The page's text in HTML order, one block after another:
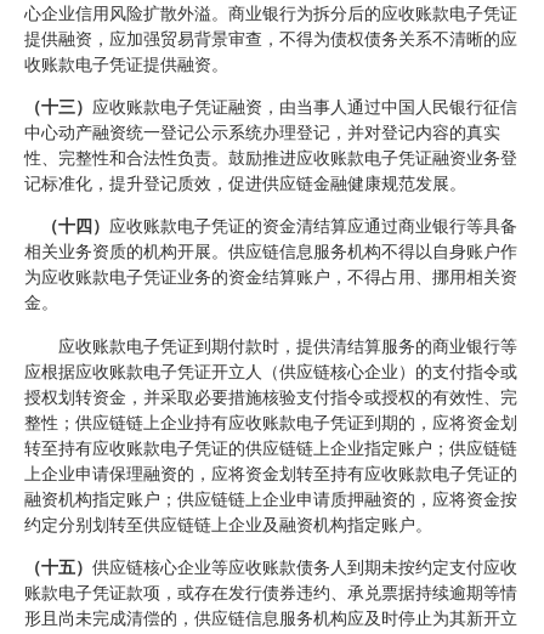
心企业信用风险扩散外溢。商业银行为拆分后的应收账款电子凭证
提供融资，应加强贸易背景审查，不得为债权债务关系不清晰的应
收账款电子凭证提供融资。
（十三） 应收账款电子凭证融资，由当事人通过中国人民银行征信
中心动产融资统一登记公示系统办理登记，并对登记内容的真实
性、完整性和合法性负责。鼓励推进应收账款电子凭证融资业务登
记标准化，提升登记质效，促进供应链金融健康规范发展。
（十四） 应收账款电子凭证的资金清结算应通过商业银行等具备
相关业务资质的机构开展。供应链信息服务机构不得以自身账户作
为应收账款电子凭证业务的资金结算账户，不得占用、挪用相关资
金。
应收账款电子凭证到期付款时，提供清结算服务的商业银行等
应根据应收账款电子凭证开立人（供应链核心企业）的支付指令或
授权划转资金，并采取必要措施核验支付指令或授权的有效性、完
整性；供应链链上企业持有应收账款电子凭证到期的，应将资金划
转至持有应收账款电子凭证的供应链链上企业指定账户；供应链链
上企业申请保理融资的，应将资金划转至持有应收账款电子凭证的
融资机构指定账户；供应链链上企业申请质押融资的，应将资金按
约定分别划转至供应链链上企业及融资机构指定账户。
（十五） 供应链核心企业等应收账款债务人到期未按约定支付应收
账款电子凭证款项，或存在发行债券违约、承兑票据持续逾期等情
形且尚未完成清偿的，供应链信息服务机构应及时停止为其新开立